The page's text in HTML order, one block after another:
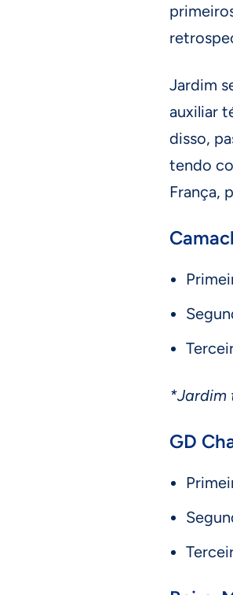
Jardim
auxiliar
disso,
tendo
França,
*Jardim
GD